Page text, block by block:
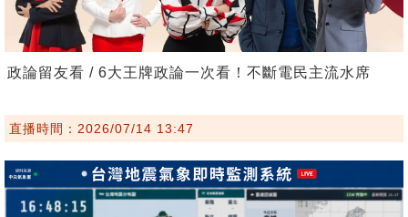
政論留友看 / 6大王牌政論一次看！不斷電民主流水席
直播時間：2026/07/14 13:47